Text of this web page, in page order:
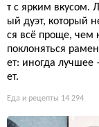
т с ярким вкусом.
ый дуэт, который
ся всё проще, чем
поклоняться
ет: иногда
ет.
Еда и рецепты 14 294